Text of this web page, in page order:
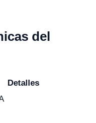
del
Detalles